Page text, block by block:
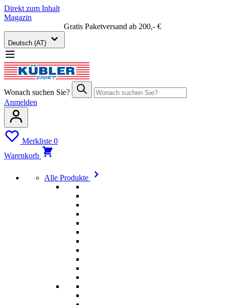
Direkt zum Inhalt
Magazin
Gratis Paketversand ab 200,- €
Deutsch (AT)
Wonach suchen Sie?
Anmelden
Merkliste 0
Warenkorb
Alle Produkte